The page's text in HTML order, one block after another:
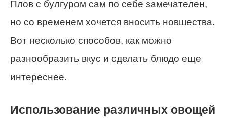
Плов с булгуром сам по себе замечателен,
но со временем хочется вносить новшества.
Вот несколько способов, как можно
разнообразить вкус и сделать блюдо еще
интереснее.
Использование различных овощей